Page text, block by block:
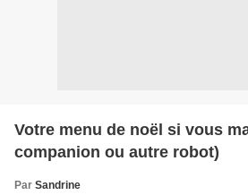
Votre menu de noël si vous
companion ou autre robot)
Par Sandrine